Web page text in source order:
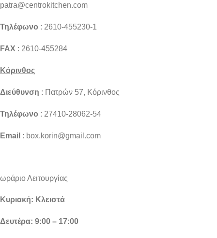
patra@centrokitchen.com
Τηλέφωνο : 2610-455230-1
FAX : 2610-455284
Κόρινθος
Διεύθυνση : Πατρών 57, Κόρινθος
Τηλέφωνο : 27410-28062-54
Email : box.korin@gmail.com
ωράριο Λειτουργίας
Κυριακή: Κλειστά
Δευτέρα: 9:00 – 17:00